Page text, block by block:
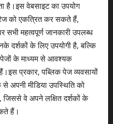
है।इस वेबसाइट का उपयोग
को एकत्रित कर सकते हैं,
महत्वपूर्ण जानकारी उपलब्ध
दर्शकों के लिए उपयोगी है, बल्कि
पेजों के माध्यम से आवश्यक
प्रकार, पब्लिक पेज व्यवसायों
अपनी मीडिया उपस्थिति को
जिससे वे अपने लक्षित दर्शकों के
हैं।